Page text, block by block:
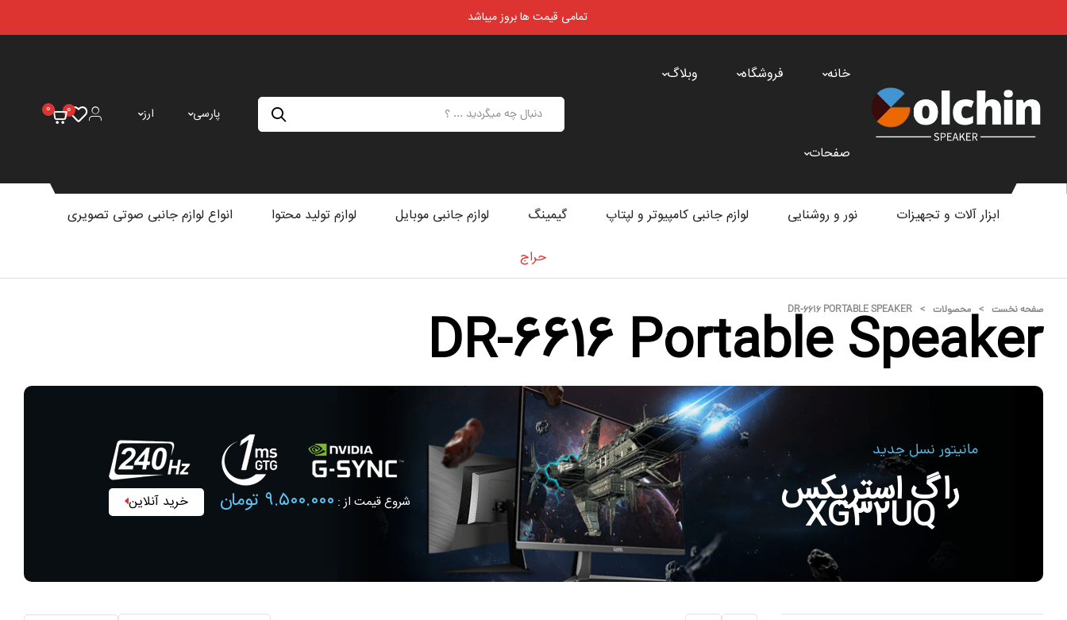
تمامی قیمت ها بروز میباشد
خانه فروشگاه وبلاگ
صفحات
پارسی ارز ۰ 0
ابزار آلات و تجهیزات نور و روشنایی لوازم جانبی کامپیوتر و لپتاپ گیمینگ لوازم جانبی موبایل لوازم تولید محتوا
انواع لوازم جانبی صوتی تصویری
حراج
صفحه نخست > محصولات >
DR-6616 PORTABLE SPEAKER
DR-6616 Portable Speaker
مانیتور نسل جدید
راگ استریکس
XG32UQ شروع قیمت از : ۹.۵۰۰.۰۰۰ تومان خرید آنلاین